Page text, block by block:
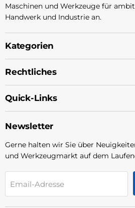
Maschinen und Werkzeuge für
Handwerk und Industrie an.
Kategorien
Rechtliches
Quick-Links
Newsletter
Gerne halten wir Sie über
und Werkzeugmarkt auf dem
Email-Adresse